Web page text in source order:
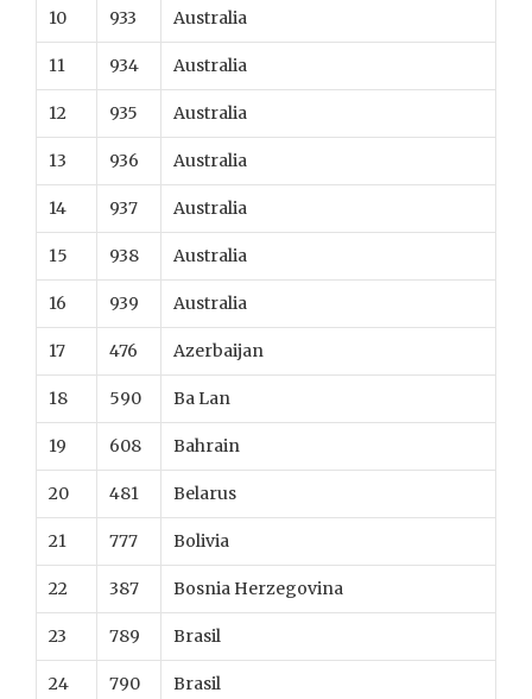
10 933 Australia
11 934 Australia
12 935 Australia
13 936 Australia
14 937 Australia
15 938 Australia
16 939 Australia
17 476 Azerbaijan
18 590 Ba Lan
19 608 Bahrain
20 481 Belarus
21 777 Bolivia
22 387 Bosnia Herzegovina
23 789 Brasil
24 790 Brasil